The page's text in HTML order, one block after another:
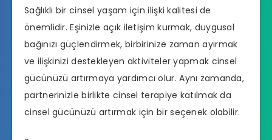
Sağlıklı bir cinsel yaşam için ilişki kalitesi de
önemlidir. Eşinizle açık iletişim kurmak, duygusal
bağınızı güçlendirmek, birbirinize zaman ayırmak
ve ilişkinizi destekleyen aktiviteler yapmak cinsel
gücünüzü artırmaya yardımcı olur. Aynı zamanda,
partnerinizle birlikte cinsel terapiye katılmak da
cinsel gücünüzü artırmak için bir seçenek olabilir.